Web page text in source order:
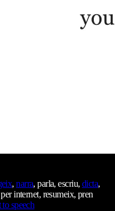
,narra, parla, escriu, dicta,
internet, resumeix, pren
to speech